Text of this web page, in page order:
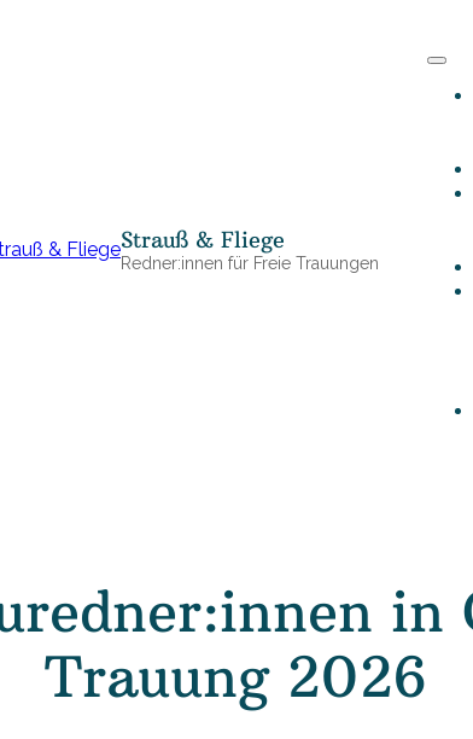
Strauß & Fliege
Redner:innen für Freie Trauungen
in
Trauung 2026